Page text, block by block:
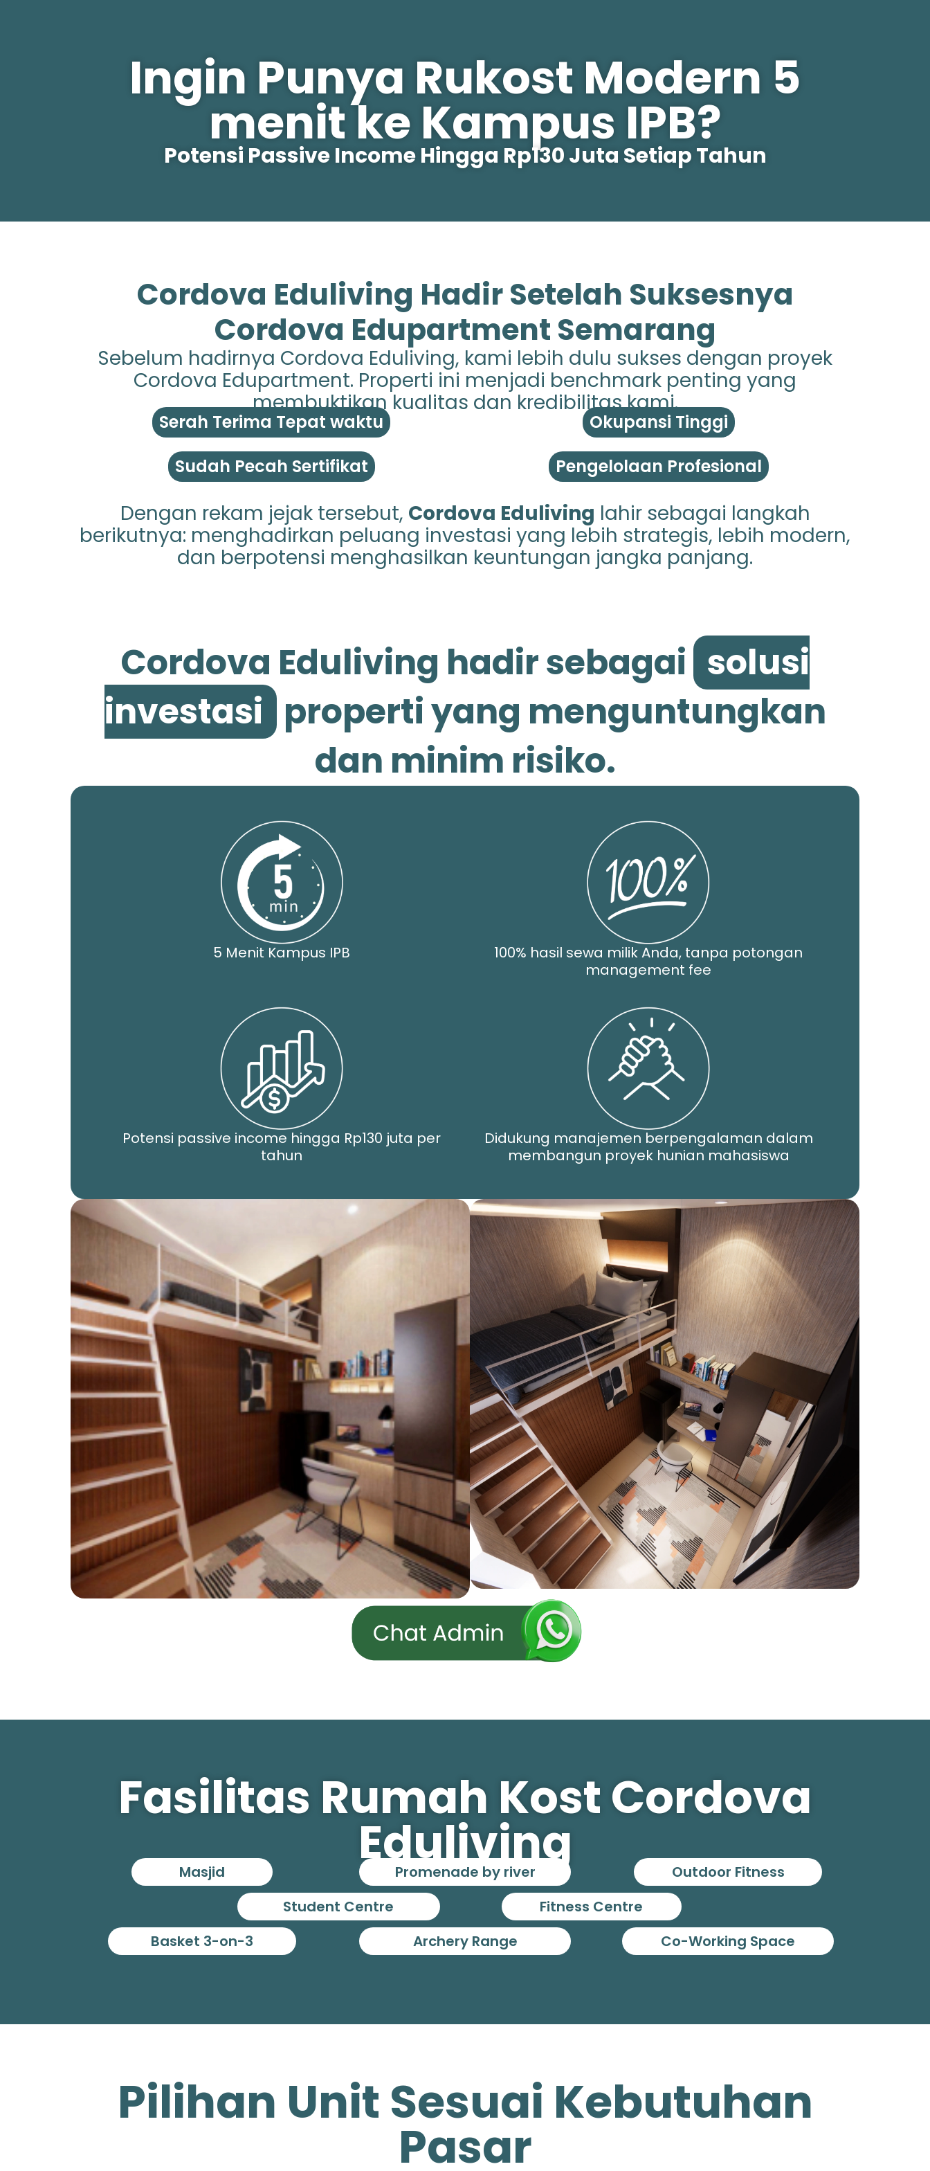
Ingin Punya Rukost Modern 5
menit ke Kampus IPB?
Potensi Passive Income Hingga Rp130 Juta Setiap Tahun
Cordova Eduliving Hadir Setelah Suksesnya
Cordova Edupartment Semarang
Sebelum hadirnya Cordova Eduliving, kami lebih dulu sukses dengan proyek
Cordova Edupartment. Properti ini menjadi benchmark penting yang
membuktikan kualitas dan kredibilitas kami.
Serah Terima Tepat waktu
Okupansi Tinggi
Sudah Pecah Sertifikat
Pengelolaan Profesional
Dengan rekam jejak tersebut, Cordova Eduliving lahir sebagai langkah
berikutnya: menghadirkan peluang investasi yang lebih strategis, lebih modern,
dan berpotensi menghasilkan keuntungan jangka panjang.
Cordova Eduliving hadir sebagai solusi
investasi properti yang menguntungkan
dan minim risiko.
5 Menit Kampus IPB
100% hasil sewa milik Anda, tanpa potongan
management fee
Potensi passive income hingga Rp130 juta per
tahun
Didukung manajemen berpengalaman dalam
membangun proyek hunian mahasiswa
Fasilitas Rumah Kost Cordova
Eduliving
Masjid Promenade by river
Outdoor Fitness
Student Centre
Fitness Centre
Basket 3-on-3
Archery Range Co-Working Space
Pilihan Unit Sesuai Kebutuhan
Pasar